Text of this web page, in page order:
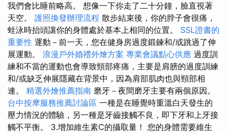
我們會比睡前略高。 想像一下你走了二十分鐘，臉直視著
天空。 護照換發辦理流程 散步結束後，你的脖子會很痛，
蛙泳時抬頭讓你的身體處於基本上相同的位置。 SSL證書的
重要性 運動－前一天，您在健身房過度鍛鍊和/或跳過了伸
展運動。 浪漫戶外婚禮外燴方案 專業會議點心供應 過度訓
練和不當的運動也會導致頸部疼痛，主要是肩膀的過度訓練
和/或缺乏伸展隱藏在背景中，因為肩部肌肉也與頸部相
連。 精選外燴推薦指南 磨牙－夜間磨牙主要有兩個原因。
台中按摩服務推薦討論區 一種是在睡覺時重溫白天發生的
壓力情況的體驗，另一種是牙齒接觸不良，即下牙和上牙接
觸不平衡。 3.增加維生素C的攝取量！ 您的身體需要維生